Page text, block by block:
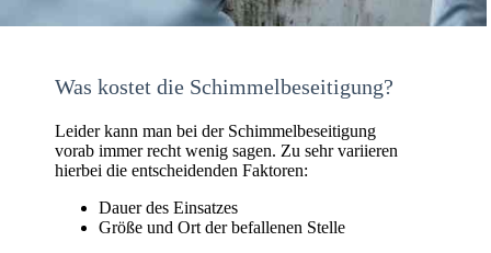
Was kostet die Schimmelbeseitigung?
Leider kann man bei der Schimmelbeseitigung
vorab immer recht wenig sagen. Zu sehr variieren
hierbei die entscheidenden Faktoren:
Dauer des Einsatzes
Größe und Ort der befallenen Stelle